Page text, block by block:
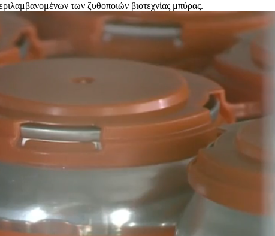
των ζυθοποιών βιοτεχνίας μπύρας.